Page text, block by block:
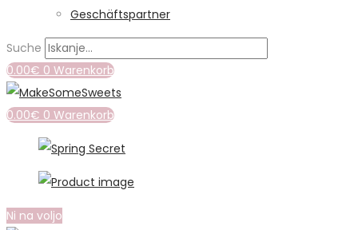
Geschäftspartner
Suche
0.00€ 0 Warenkorb
0.00€ 0 Warenkorb
Ni na voljo